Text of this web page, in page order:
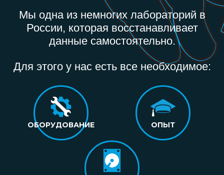
Мы одна из немногих лабораторий в
России, которая восстанавливает
данные самостоятельно.
Для этого у нас есть все необходимое:
ОБОРУДОВАНИЕ ОПЫТ